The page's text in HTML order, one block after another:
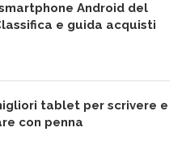
Android del
e guida acquisti
tablet per scrivere e
con penna